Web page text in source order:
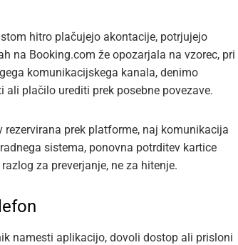
hitro plačujejo akontacije, potrjujejo
na Booking.com že opozarjala na vzorec, pri
komunikacijskega kanala, denimo
plačilo urediti prek posebne povezave.
rezervirana prek platforme, naj komunikacija
sistema, ponovna potrditev kartice
za preverjanje, ne za hitenje.
namesti aplikacijo, dovoli dostop ali prisloni